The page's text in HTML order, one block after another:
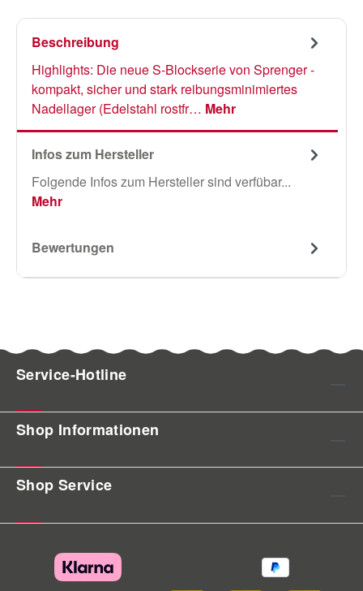
Beschreibung
Highlights: Die neue S-Blockserie von Sprenger -
kompakt, sicher und stark reibungsminimiertes
Nadellager (Edelstahl rostfr… Mehr
Infos zum Hersteller
Folgende Infos zum Hersteller sind verfübar...
Mehr
Bewertungen
Service-Hotline
Shop Informationen
Shop Service